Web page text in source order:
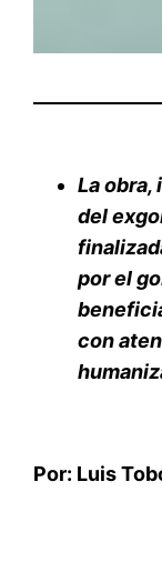
La obra,
del
por el
con
Por: Luis